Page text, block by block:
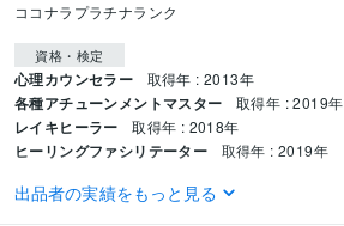
ココナラプラチナランク
資格・検定
心理カウンセラー 取得年 : 2013年
各種アチューンメントマスター 取得年 : 2019年
レイキヒーラー 取得年 : 2018年
ヒーリングファシリテーター 取得年 : 2019年
得意分野
出品者の実績をもっと見る